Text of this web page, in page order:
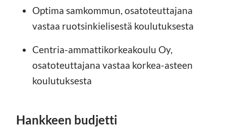
Optima samkommun, osatoteuttajana
vastaa ruotsinkielisestä koulutuksesta
Centria-ammattikorkeakoulu Oy,
osatoteuttajana vastaa korkea-asteen
koulutuksesta
Hankkeen budjetti